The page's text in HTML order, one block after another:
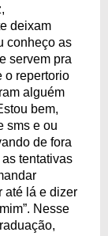
deixam
conheço as
servem pra
o repertorio
alguém
bem,
sms e ou
de fora
tentativas
até lá e dizer
Nesse